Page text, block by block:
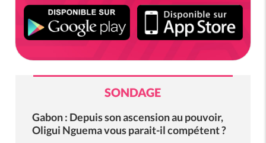
SONDAGE
Gabon : Depuis son ascension au pouvoir,
Oligui Nguema vous parait-il compétent ?